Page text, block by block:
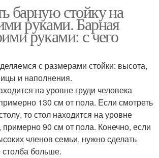
барную стойку на
руками. Барная
руками: с чего
с размерами стойки: высота,
и наполнения.
на уровне груди человека
130 см от пола. Если смотреть
то стол находится на уровне
90 см от пола. Конечно, если
членов семьи, нужно сделать
столба больше.